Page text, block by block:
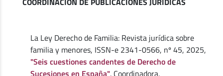
La Ley Derecho de Familia: Revista jurídica sobre
familia y menores, ISSN-e 2341-0566, nº 45, 2025,
"Seis cuestiones candentes de Derecho de
Sucesiones en España". Coordinadora.